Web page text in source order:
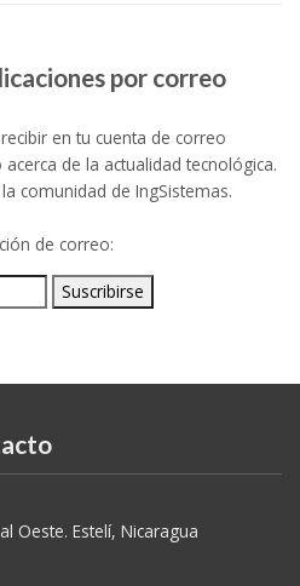
en tu cuenta de correo
comunidad de IngSistemas.
de correo: